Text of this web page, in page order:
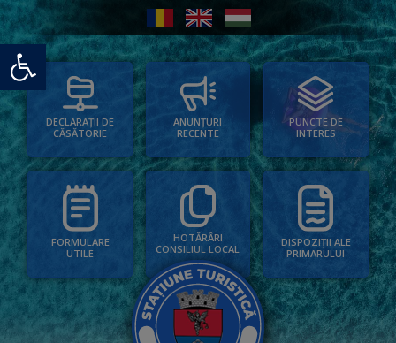
Deschide bara de unelte
DECLARAȚII DE
CĂSĂTORIE
ANUNȚURI
RECENTE
PUNCTE DE
INTERES
FORMULARE
UTILE
HOTĂRÂRI
CONSILIUL LOCAL
DISPOZIȚII ALE
PRIMARULUI